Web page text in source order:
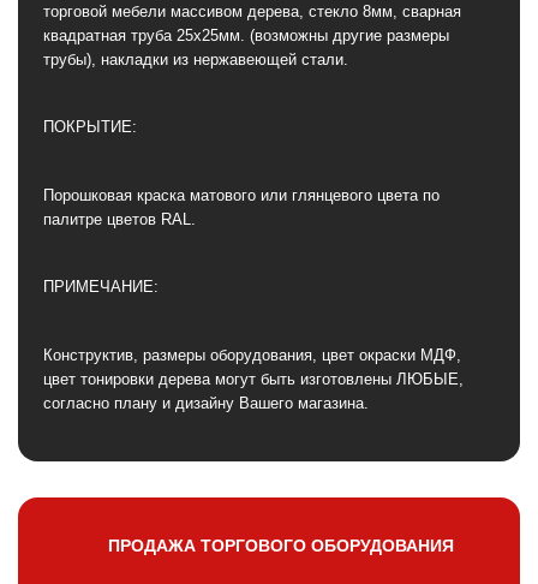
торговой мебели массивом дерева, стекло 8мм, сварная
квадратная труба 25х25мм. (возможны другие размеры
трубы), накладки из нержавеющей стали.
ПОКРЫТИЕ:
Порошковая краска матового или глянцевого цвета по
палитре цветов RAL.
ПРИМЕЧАНИЕ:
Конструктив, размеры оборудования, цвет окраски МДФ,
цвет тонировки дерева могут быть изготовлены ЛЮБЫЕ,
согласно плану и дизайну Вашего магазина.
ПРОДАЖА ТОРГОВОГО ОБОРУДОВАНИЯ